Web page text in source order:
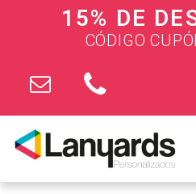
15% DE
CÓDIGO